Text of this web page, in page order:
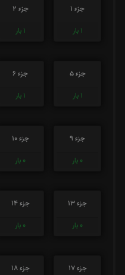
جزء 1
1 بار
جزء 2
1 بار
جزء 5
1 بار
جزء 6
1 بار
جزء 9
0 بار
جزء 10
0 بار
جزء 13
0 بار
جزء 14
0 بار
جزء 17
جزء 18